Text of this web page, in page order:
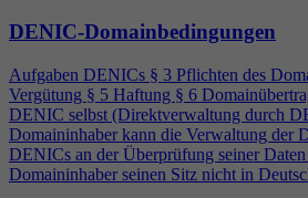
DENIC-Domainbedingungen
Aufgaben DENICs § 3 Pflichten des
Vergütung § 5 Haftung § 6
DENIC selbst (Direktverwaltung durch
Domaininhaber kann die Verwaltung der
DENICs an der Überprüfung seiner
Domaininhaber seinen Sitz nicht in